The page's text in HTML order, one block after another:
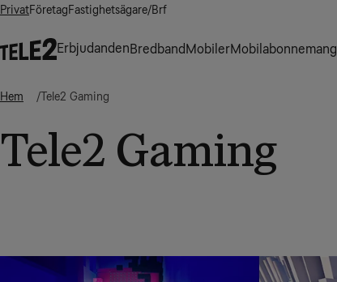
PrivatFöretagFastighetsägare/Brf
ErbjudandenBredbandMobilerMobilabonnemang
Hem Tele2 Gaming
Tele2 Gaming